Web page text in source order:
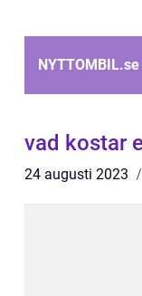
NYTTOMBIL.se
vad kostar
24 augusti 2023